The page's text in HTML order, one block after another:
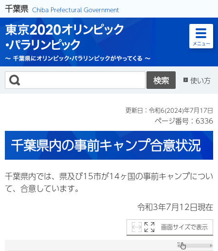
千葉県 Chiba Prefectural Government
東京2020オリンピック・パラリンピック
～ 千葉県にオリンピック・パラリンピックがやってくる ～
メニュー
使い方
更新日：令和6(2024)年7月17日
ページ番号：6336
千葉県内の事前キャンプ合意状況
千葉県内では、県及び15市が14ヶ国の事前キャンプについ
て、合意しています。
令和3年7月12日現在
画面サイズで表示